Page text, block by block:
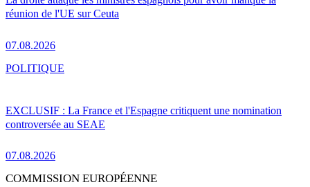
réunion de l'UE sur Ceuta
07.08.2026
EXCLUSIF : La France et l'Espagne critiquent une nomination
controversée au SEAE
07.08.2026
POLITIQUE
COMMISSION EUROPÉENNE